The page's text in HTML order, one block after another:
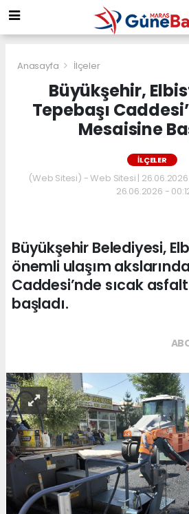
Anasayfa İlçeler
Büyükşehir,
Tepebaşı
Mesaisine
İLÇELER
(Web Sitesi) - Web Sitesi |
26.06.2026 -
Büyükşehir Belediyesi,
önemli ulaşım
Caddesi’nde sıcak
başladı.